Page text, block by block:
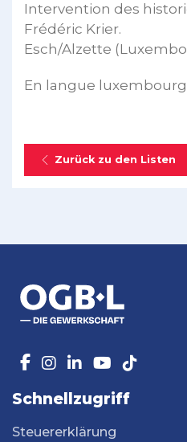
Intervention des
Frédéric Krier.
Esch/Alzette
En langue
Zurück zu den Listen
Schnellzugriff
Steuererklärung